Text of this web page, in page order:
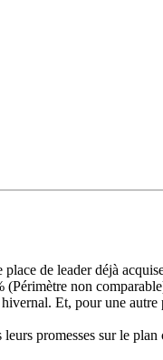
de leader déjà
(Périmètre non
Et, pour une
promesses sur le